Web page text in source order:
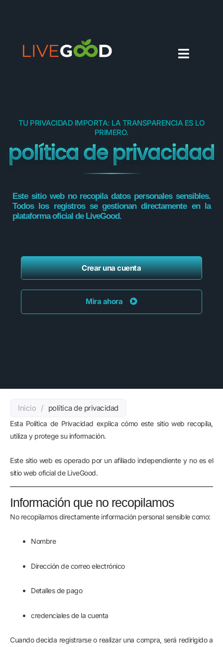
TU PRIVACIDAD IMPORTA: LA TRANSPARENCIA ES LO
PRIMERO.
política de privacidad
Este sitio web no recopila datos personales sensibles.
Todos los registros se gestionan directamente en la
plataforma oficial de LiveGood.
Crear una cuenta
Mira ahora
Inicio / política de privacidad
Esta Política de Privacidad explica cómo este sitio web recopila,
utiliza y protege su información.
Este sitio web es operado por un afiliado independiente y no es el
sitio web oficial de LiveGood.
Información que no recopilamos
No recopilamos directamente información personal sensible como:
Nombre
Dirección de correo electrónico
Detalles de pago
credenciales de la cuenta
Cuando decida registrarse o realizar una compra, será redirigido a